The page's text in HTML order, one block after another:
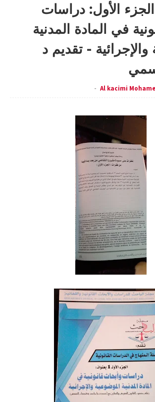
الجزء الأول: دراسات
في المادة المدنية
- تقديم د